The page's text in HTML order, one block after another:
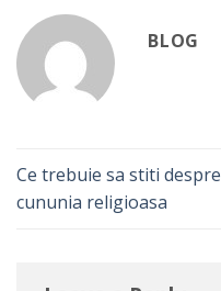
BLOG
Ce trebuie sa stiti despre
cununia religioasa